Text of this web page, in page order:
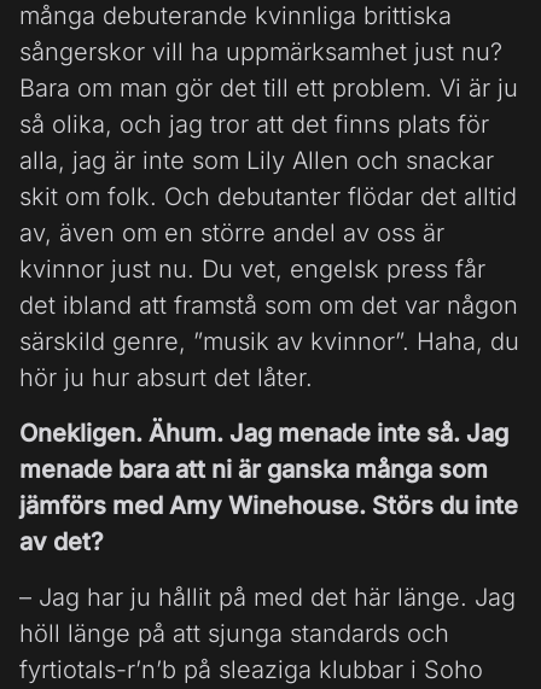
många debuterande kvinnliga brittiska
sångerskor vill ha uppmärksamhet just nu?
Bara om man gör det till ett problem. Vi är ju
så olika, och jag tror att det finns plats för
alla, jag är inte som Lily Allen och snackar
skit om folk. Och debutanter flödar det alltid
av, även om en större andel av oss är
kvinnor just nu. Du vet, engelsk press får
det ibland att framstå som om det var någon
särskild genre, ”musik av kvinnor”. Haha, du
hör ju hur absurt det låter.
Onekligen. Ähum. Jag menade inte så. Jag
menade bara att ni är ganska många som
jämförs med Amy Winehouse. Störs du inte
av det?
– Jag har ju hållit på med det här länge. Jag
höll länge på att sjunga standards och
fyrtiotals-r’n’b på sleaziga klubbar i Soho